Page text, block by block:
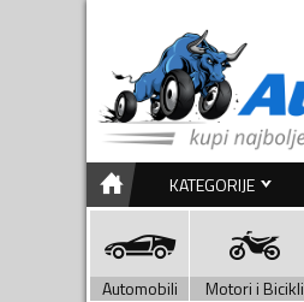
KATEGORIJE
Automobili Motori i Bicikli